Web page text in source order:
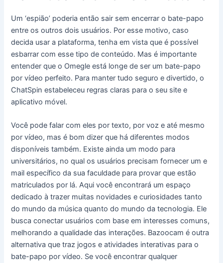
Um ‘espião’ poderia então sair sem encerrar o bate-papo
entre os outros dois usuários. Por esse motivo, caso
decida usar a plataforma, tenha em vista que é possível
esbarrar com esse tipo de conteúdo. Mas é importante
entender que o Omegle está longe de ser um bate-papo
por vídeo perfeito. Para manter tudo seguro e divertido, o
ChatSpin estabeleceu regras claras para o seu site e
aplicativo móvel.
Você pode falar com eles por texto, por voz e até mesmo
por vídeo, mas é bom dizer que há diferentes modos
disponíveis também. Existe ainda um modo para
universitários, no qual os usuários precisam fornecer um e
mail específico da sua faculdade para provar que estão
matriculados por lá. Aqui você encontrará um espaço
dedicado à trazer muitas novidades e curiosidades tanto
do mundo da música quanto do mundo da tecnologia. Ele
busca conectar usuários com base em interesses comuns,
melhorando a qualidade das interações. Bazoocam é outra
alternativa que traz jogos e atividades interativas para o
bate-papo por vídeo. Se você encontrar qualquer